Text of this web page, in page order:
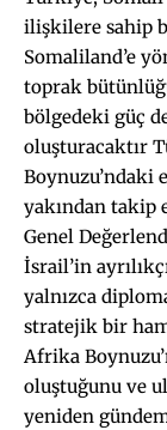
ilişkilere sahip
Somaliland’e
toprak
bölgedeki güç
oluşturacaktır
Boynuzu’ndaki
yakından takip
Genel
İsrail’in
yalnızca
stratejik bir
Afrika
oluştuğunu ve
yeniden